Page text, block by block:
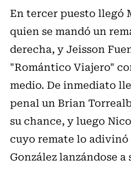
En tercer puesto llegó
quien se mandó un
derecha, y Jeisson
"Romántico Viajero"
medio. De inmediato
penal un Brian
su chance, y luego
cuyo remate lo
González lanzándose a